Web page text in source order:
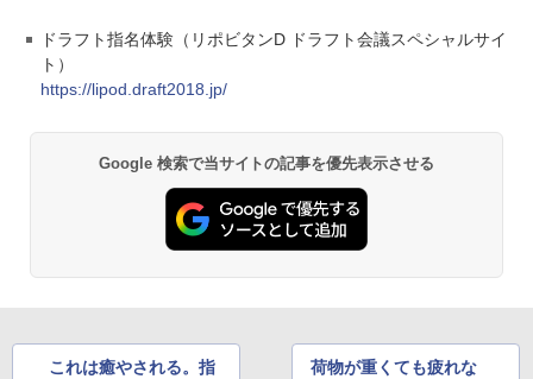
ドラフト指名体験（リポビタンD ドラフト会議スペシャルサイ
ト）
https://lipod.draft2018.jp/
Google 検索で当サイトの記事を優先表示させる
これは癒やされる。指
荷物が重くても疲れな